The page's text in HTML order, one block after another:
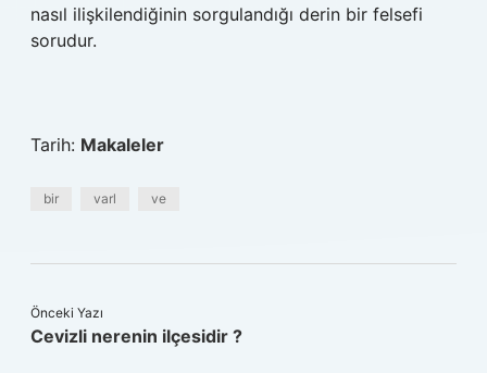
nasıl ilişkilendiğinin sorgulandığı derin bir felsefi
sorudur.
Tarih: Makaleler
bir varl ve
Önceki Yazı
Cevizli nerenin ilçesidir ?